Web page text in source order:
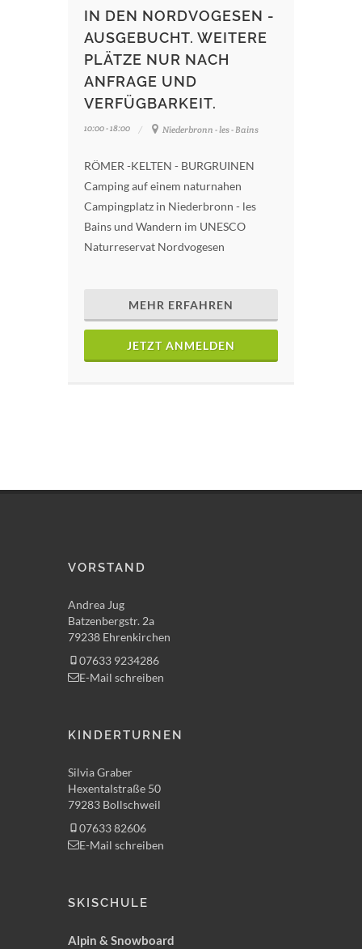
IN DEN NORDVOGESEN -
AUSGEBUCHT. WEITERE
PLÄTZE NUR NACH
ANFRAGE UND
VERFÜGBARKEIT.
10:00 - 18:00 Niederbronn - les - Bains
RÖMER -KELTEN - BURGRUINEN
Camping auf einem naturnahen
Campingplatz in Niederbronn - les
Bains und Wandern im UNESCO
Naturreservat Nordvogesen
MEHR ERFAHREN
JETZT ANMELDEN
VORSTAND
Andrea Jug
Batzenbergstr. 2a
79238 Ehrenkirchen
07633 9234286
E-Mail schreiben
KINDERTURNEN
Silvia Graber
Hexentalstraße 50
79283 Bollschweil
07633 82606
E-Mail schreiben
SKISCHULE
Alpin & Snowboard